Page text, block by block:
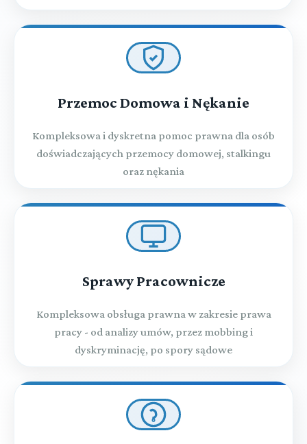
Przemoc Domowa i Nękanie
Kompleksowa i dyskretna pomoc prawna dla osób
doświadczających przemocy domowej, stalkingu
oraz nękania
Sprawy Pracownicze
Kompleksowa obsługa prawna w zakresie prawa
pracy - od analizy umów, przez mobbing i
dyskryminację, po spory sądowe